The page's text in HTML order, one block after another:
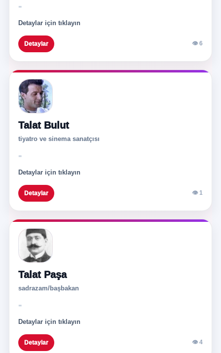
-
Detaylar için tıklayın
Detaylar 👁 6
Talat Bulut
tiyatro ve sinema sanatçısı
-
Detaylar için tıklayın
Detaylar 👁 1
Talat Paşa
sadrazam/başbakan
-
Detaylar için tıklayın
Detaylar 👁 4